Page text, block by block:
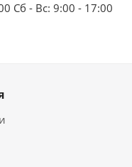
Сб - Вс: 9:00 - 17:00